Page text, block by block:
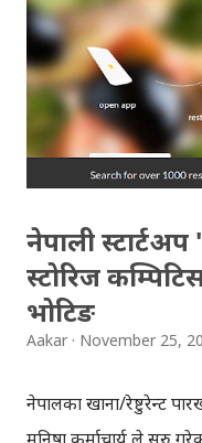
अनलाइन बिजनेस
छलफल हुनेछ। कार्यक्रममा
कार्यक्रम हेर्ने इरिका
कार्यक्रममा
लागि मोबाइल एप्सहरुको
नेपाली
स्टोरिज
भोटिङ
Aakar November 25,
नेपालका खाना/रेष्टुरेन्ट